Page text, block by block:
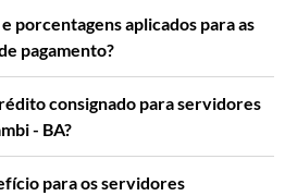
porcentagens aplicados para as
pagamento?
consignado para servidores
- BA?
para os servidores